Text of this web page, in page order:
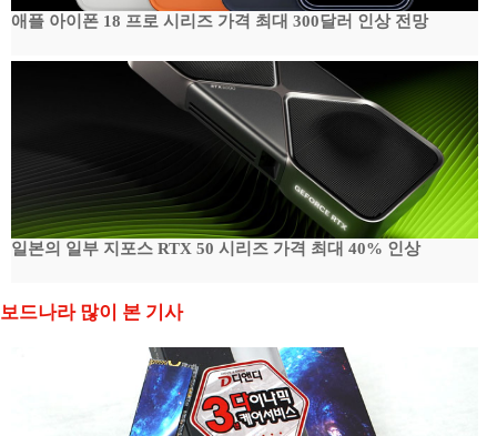
애플 아이폰 18 프로 시리즈 가격 최대 300달러 인상 전망
일본의 일부 지포스 RTX 50 시리즈 가격 최대 40% 인상
보드나라 많이 본 기사